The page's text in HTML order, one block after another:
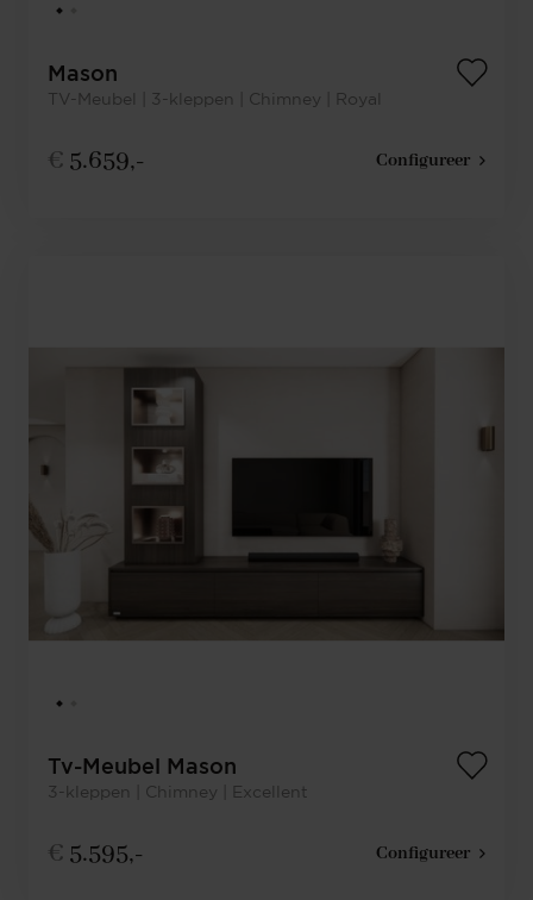
Mason
TV-Meubel | 3-kleppen | Chimney | Royal
€ 5.659,- Configureer
Tv-Meubel Mason
3-kleppen | Chimney | Excellent
€ 5.595,- Configureer